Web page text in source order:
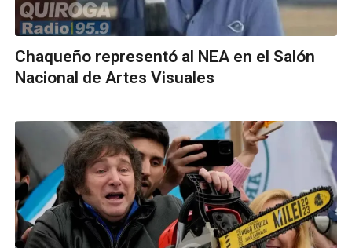
Chaqueño representó al NEA en el Salón
Nacional de Artes Visuales